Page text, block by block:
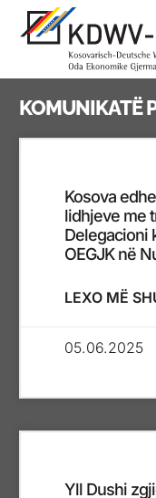
KOMUNIKATË
Kosova
lidhjeve me
Delegacioni
OEGJK në
LEXO MË
05.06.2025
Yll Dushi